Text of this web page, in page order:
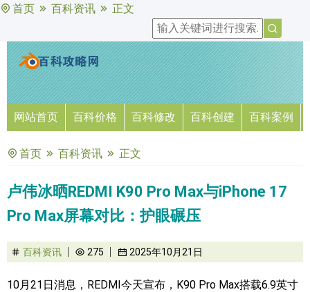
首页 百科资讯 正文
网站首页 百科价格 百科修改 百科创建 百科案例
首页 百科资讯 正文
卢伟冰晒REDMI K90 Pro Max与iPhone 17
Pro Max屏幕对比：护眼碾压
百科资讯 275 2025年10月21日
10月21日消息，REDMI今天宣布，K90 Pro Max搭载6.9英寸